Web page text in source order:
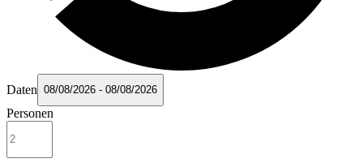
Daten 08/08/2026 - 08/08/2026
Personen